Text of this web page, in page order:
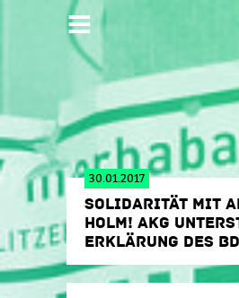
HAUPTMENÜ
30.01.2017
SOLIDARITÄT MIT
HOLM! AKG
ERKLÄRUNG DES